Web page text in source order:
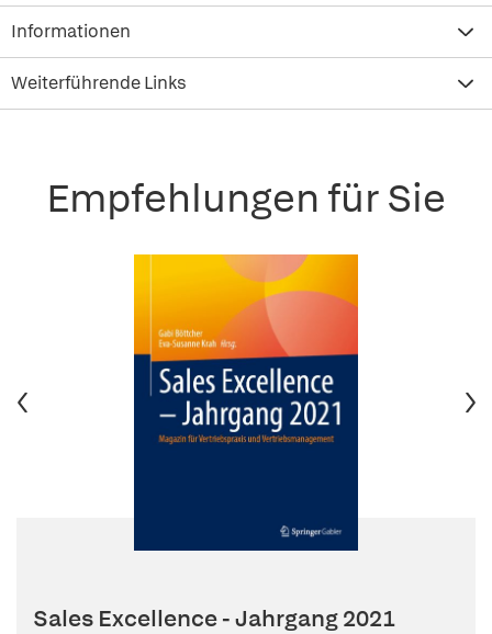
Informationen
Weiterführende Links
Empfehlungen für Sie
Sales Excellence - Jahrgang 2021